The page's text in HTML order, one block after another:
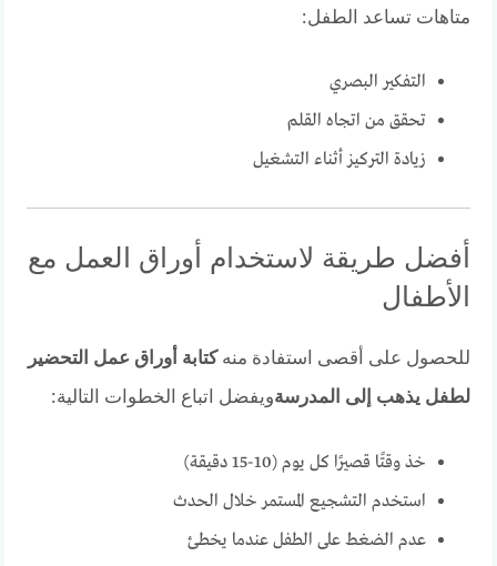
متاهات تساعد الطفل:
التفكير البصري
تحقق من اتجاه القلم
زيادة التركيز أثناء التشغيل
أفضل طريقة لاستخدام أوراق العمل مع
الأطفال
للحصول على أقصى استفادة منهكتابة أوراق عمل التحضير
لطفل يذهب إلى المدرسةويفضل اتباع الخطوات التالية:
خذ وقتًا قصيرًا كل يوم (10-15 دقيقة)
استخدم التشجيع المستمر خلال الحدث
عدم الضغط على الطفل عندما يخطئ